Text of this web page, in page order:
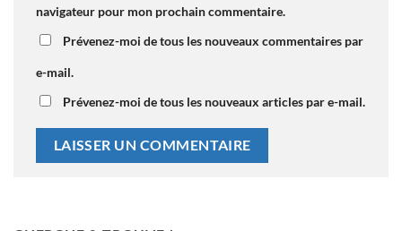
navigateur pour mon prochain commentaire.
Prévenez-moi de tous les nouveaux commentaires par
e-mail.
Prévenez-moi de tous les nouveaux articles par e-mail.